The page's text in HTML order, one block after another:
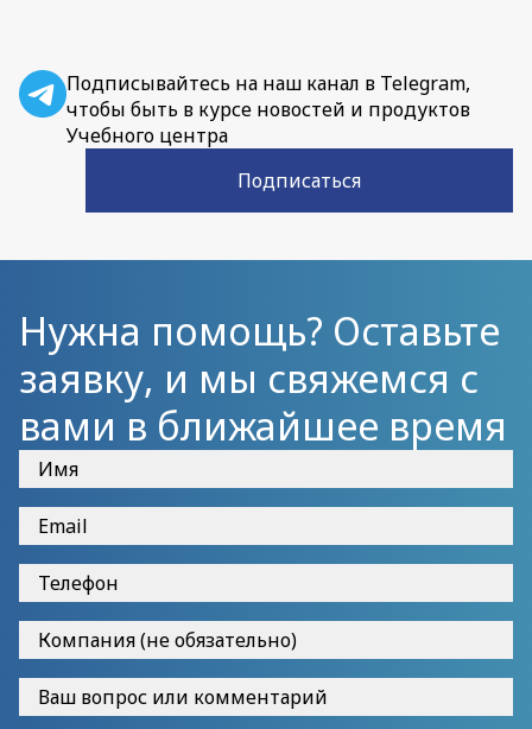
Подписывайтесь на наш канал в Telegram,
чтобы быть в курсе новостей и продуктов
Учебного центра
Подписаться
Нужна помощь? Оставьте
заявку, и мы свяжемся с
вами в ближайшее время